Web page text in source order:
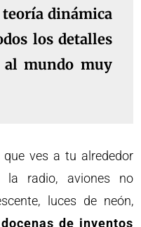
dinámica
los detalles
al mundo muy
ves a tu alrededor
la radio, aviones no
luces de neón,
docenas de inventos